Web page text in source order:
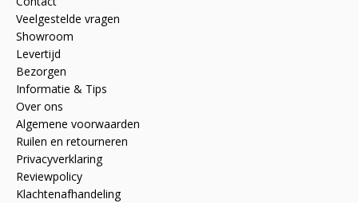
Veelgestelde vragen
Showroom
Levertijd
Bezorgen
Informatie & Tips
Over ons
Algemene voorwaarden
Ruilen en retourneren
Privacyverklaring
Reviewpolicy
Klachtenafhandeling